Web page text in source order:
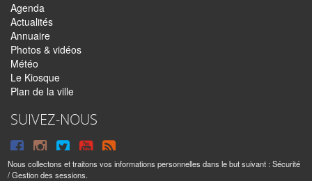
Nous collectons et traitons vos informations personnelles dans le but suivant :Sécurité
/ Gestion des sessions.
Agenda
Actualités
Annuaire
Photos & vidéos
Météo
Le Kiosque
Plan de la ville
SUIVEZ-NOUS
Suivre
sur
Suivre
sur
Suivre
sur
Syndiquer
tout